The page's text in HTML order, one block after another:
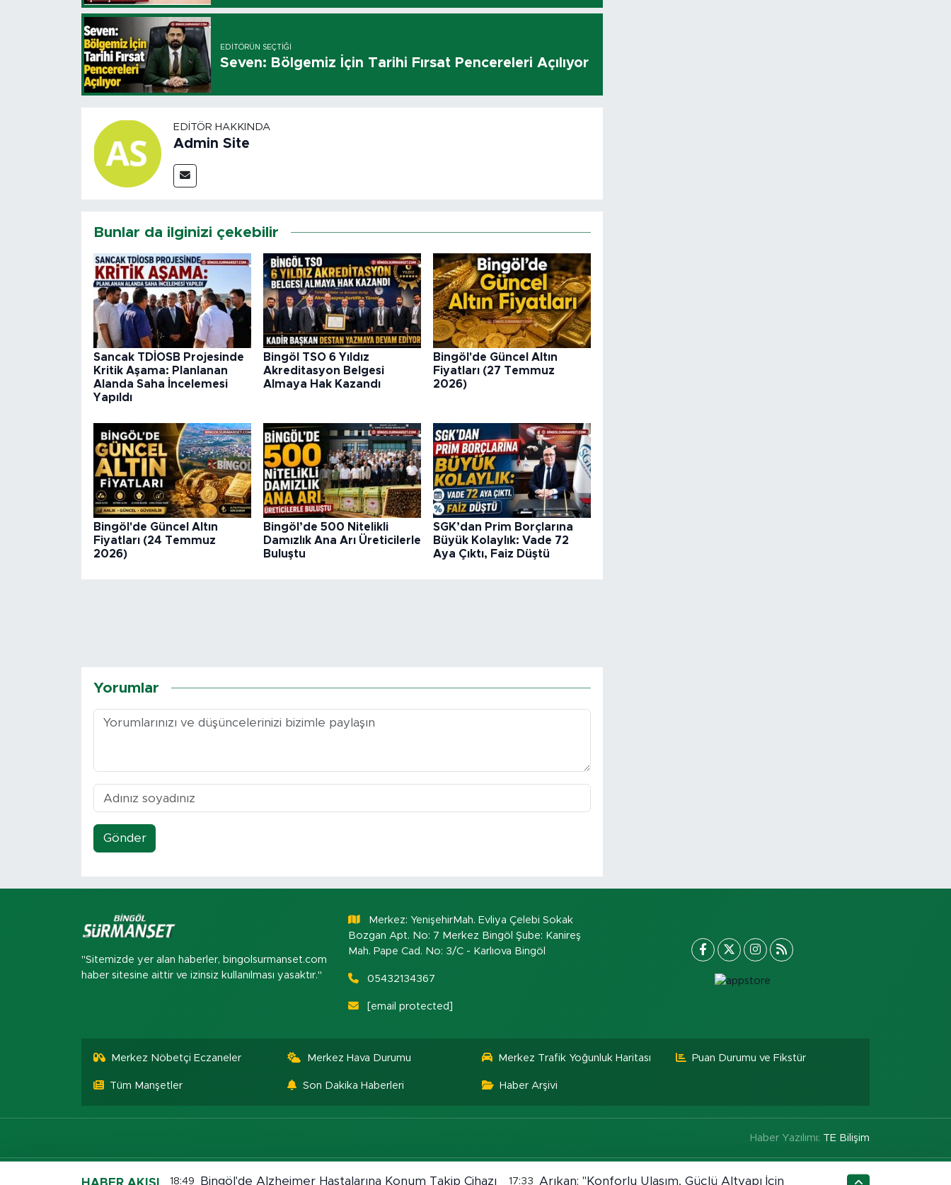
EDITÖRÜN SEÇTIĞI
Seven: Bölgemiz İçin Tarihi Fırsat Pencereleri Açılıyor
EDITÖR HAKKINDA
Admin Site
Bunlar da ilginizi çekebilir
Sancak TDİOSB Projesinde
Kritik Aşama: Planlanan
Alanda Saha İncelemesi
Yapıldı
Bingöl TSO 6 Yıldız
Akreditasyon Belgesi
Almaya Hak Kazandı
Bingöl'de Güncel Altın
Fiyatları (27 Temmuz
2026)
Bingöl'de Güncel Altın
Fiyatları (24 Temmuz
2026)
Bingöl’de 500 Nitelikli
Damızlık Ana Arı Üreticilerle
Buluştu
SGK’dan Prim Borçlarına
Büyük Kolaylık: Vade 72
Aya Çıktı, Faiz Düştü
Yorumlar
Gönder
"Sitemizde yer alan haberler, bingolsurmanset.com
haber sitesine aittir ve izinsiz kullanılması yasaktır."
Merkez: YenişehirMah. Evliya Çelebi Sokak
Bozgan Apt. No: 7 Merkez Bingöl Şube: Kanireş
Mah. Pape Cad. No: 3/C - Karlıova Bingöl
05432134367
[email protected]
Merkez Nöbetçi Eczaneler Merkez Hava Durumu Merkez Trafik Yoğunluk Haritası Puan Durumu ve Fikstür
Tüm Manşetler Son Dakika Haberleri Haber Arşivi
Haber Yazılımı: TE Bilişim
HABER AKIŞI 18:49 Bingöl'de Alzheimer Hastalarına Konum Takip Cihazı 17:33 Arıkan: "Konforlu Ulaşım, Güçlü Altyapı İçin